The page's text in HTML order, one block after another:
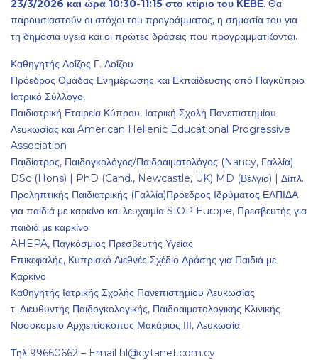
23/3/2026 και ώρα 10:30-11:15 στο κτίριο του ΚΕΒΕ. Θα
παρουσιαστούν οι στόχοι του προγράμματος, η σημασία του για
τη δημόσια υγεία και οι πρώτες δράσεις που προγραμματίζονται.
Καθηγητής Λοΐζος Γ. Λοΐζου
Πρόεδρος Ομάδας Ενημέρωσης και Εκπαίδευσης από Παγκύπριο
Ιατρικό Σύλλογο,
Παιδιατρική Εταιρεία Κύπρου, Ιατρική Σχολή Πανεπιστημίου
Λευκωσίας και American Hellenic Educational Progressive
Association
Παιδίατρος, Παιδογκολόγος/Παιδοαιματολόγος (Nancy, Γαλλία)
DSc (Hons) | PhD (Cand., Newcastle, UK) MD (Βέλγιο) | Δίπλ.
Προληπτικής Παιδιατρικής (Γαλλία)Πρόεδρος Ιδρύματος ΕΛΠΙΔΑ
για παιδιά με καρκίνο και λευχαιμία SIOP Europe, Πρεσβευτής για
παιδιά με καρκίνο
AHEPA, Παγκόσμιος Πρεσβευτής Υγείας
Επικεφαλής, Κυπριακό Διεθνές Σχέδιο Δράσης για Παιδιά με
Καρκίνο
Καθηγητής Ιατρικής Σχολής Πανεπιστημίου Λευκωσίας
τ. Διευθυντής Παιδογκολογικής, Παιδοαιματολογικής Κλινικής
Νοσοκομείο Αρχιεπίσκοπος Μακάριος ΙΙΙ, Λευκωσία
Τηλ 99660662 – Email hl@cytanet.com.cy